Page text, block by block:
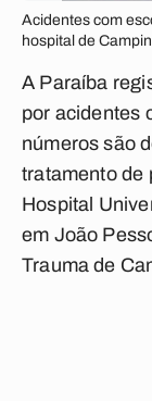
Acidentes com
hospital de
A Paraíba
por acidentes
números são
tratamento de
Hospital
em João
Trauma de